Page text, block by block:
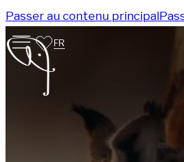
Passer au contenu principal
FR